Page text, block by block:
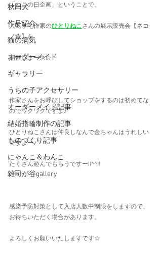
秋田犬
作品紹介
猫の病気
オーダーメイド
ギャラリー
うちの子アクセサリー
オーダーメイド記事
結婚指輪制作の記事
ものづくり記事
にゃんこ＆わんこ
雑司が谷gallery
「ねこの日企画」ということで、
人気羊毛作家のひとりねこさんの展示販売会【ネコ
ノ森】を
開催しまース☆
作家さんをお呼びしてショップをするのは初めてな
のでワクワクですよ♪
ひとりねこさんは仲良しなんで金ちゃんはうれしい
ですよー♪
たくさん遊んでもらうですー!(^^)!
感染予防対策として入店人数中制限をしますので、
お待ちいただく場合があります。
よろしくお願いいたしますです☆